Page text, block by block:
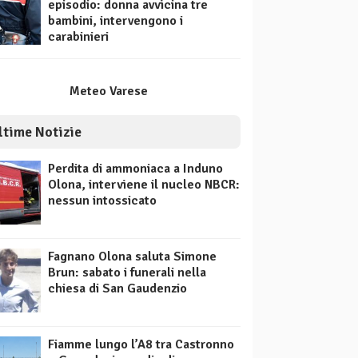
episodio: donna avvicina tre
bambini, intervengono i
carabinieri
Meteo Varese
Notizie
Perdita di ammoniaca a Induno
Olona, interviene il nucleo NBCR:
nessun intossicato
Fagnano Olona saluta Simone
Brun: sabato i funerali nella
chiesa di San Gaudenzio
Fiamme lungo l’A8 tra Castronno